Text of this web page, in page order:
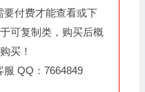
要付费才能查看或下
可复制类，购买后概
买！
QQ：7664849